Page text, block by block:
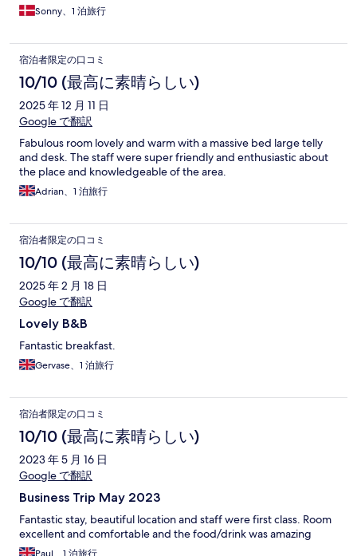
Sonny、1 泊旅行
宿泊者限定の口コミ
10/10 (最高に素晴らしい)
2025 年 12 月 11 日
Google で翻訳
Fabulous room lovely and warm with a massive bed large telly
and desk. The staff were super friendly and enthusiastic about
the place and knowledgeable of the area.
Adrian、1 泊旅行
宿泊者限定の口コミ
10/10 (最高に素晴らしい)
2025 年 2 月 18 日
Google で翻訳
Lovely B&B
Fantastic breakfast.
Gervase、1 泊旅行
宿泊者限定の口コミ
10/10 (最高に素晴らしい)
2023 年 5 月 16 日
Google で翻訳
Business Trip May 2023
Fantastic stay, beautiful location and staff were first class. Room
excellent and comfortable and the food/drink was amazing